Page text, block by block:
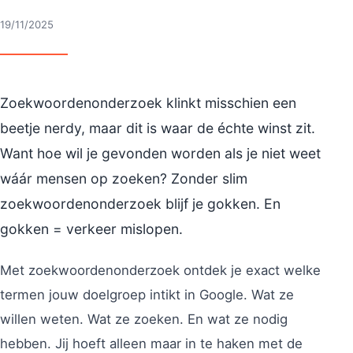
19/11/2025
Zoekwoordenonderzoek klinkt misschien een
beetje nerdy, maar dit is waar de échte winst zit.
Want hoe wil je gevonden worden als je niet weet
wáár mensen op zoeken? Zonder slim
zoekwoordenonderzoek blijf je gokken. En
gokken = verkeer mislopen.
Met zoekwoordenonderzoek ontdek je exact welke
termen jouw doelgroep intikt in Google. Wat ze
willen weten. Wat ze zoeken. En wat ze nodig
hebben. Jij hoeft alleen maar in te haken met de